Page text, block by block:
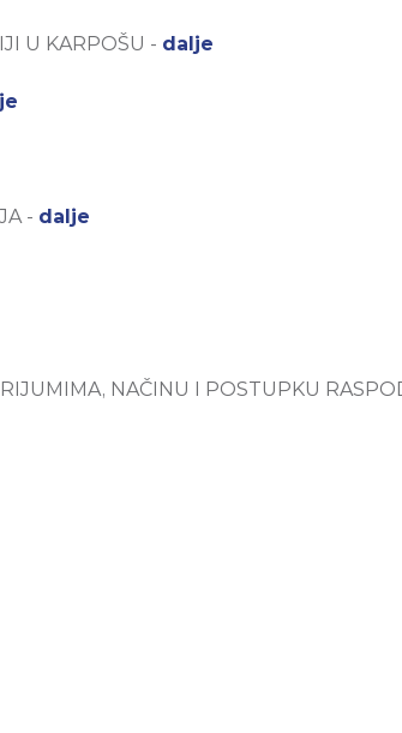
U KARPOŠU - dalje
- dalje
NAČINU I POSTUPKU